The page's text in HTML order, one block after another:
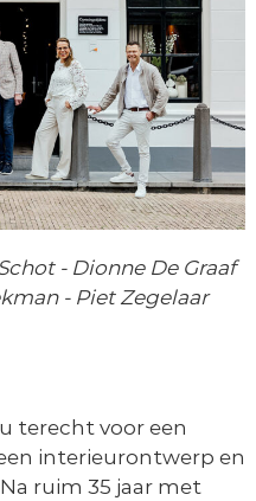
- Dionne De Graaf
- Piet Zegelaar
terecht voor een
interieurontwerp en
ruim 35 jaar met